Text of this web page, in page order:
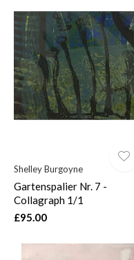
Shelley Burgoyne
Gartenspalier Nr. 7 -
Collagraph 1/1
£95.00